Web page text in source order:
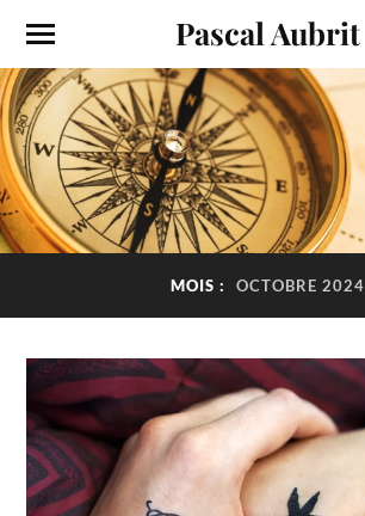
Pascal Aubrit
MOIS : OCTOBRE 2024